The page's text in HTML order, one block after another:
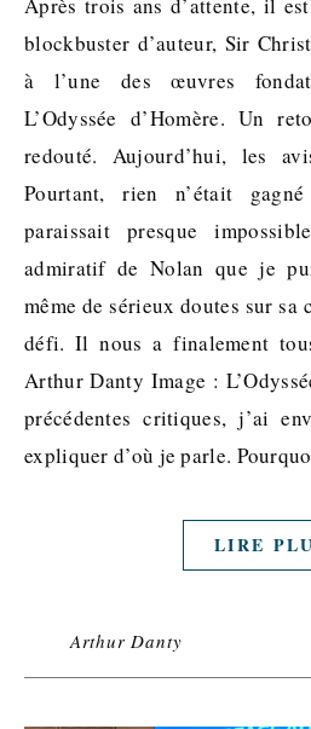
blockbuster d’auteur, Sir
à l’une des œuvres
L’Odyssée d’Homère. Un
redouté. Aujourd’hui, les
Pourtant, rien n’était
paraissait presque
admiratif de Nolan que je
même de sérieux doutes sur
défi. Il nous a finalement
Arthur Danty Image :
précédentes critiques, j’ai
expliquer d’où je parle.
LIRE
Arthur Danty